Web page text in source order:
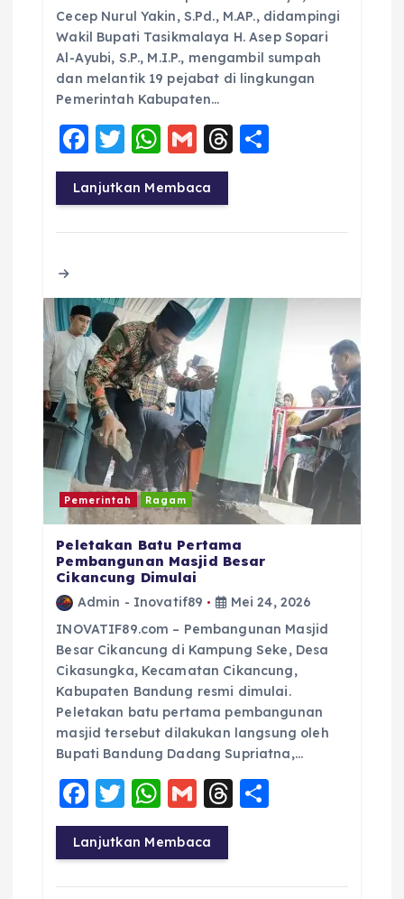
Cecep Nurul Yakin, S.Pd., M.AP., didampingi
Wakil Bupati Tasikmalaya H. Asep Sopari
Al-Ayubi, S.P., M.I.P., mengambil sumpah
dan melantik 19 pejabat di lingkungan
Pemerintah Kabupaten…
F
a
c
e
o
k
T
w
it
te
W
h
a
ts
p
G
m
ai
l
T
a re
Lanjutkan Membaca
Pemerintah Ragam
Peletakan Batu Pertama
Pembangunan Masjid Besar
Cikancung Dimulai
Admin - Inovatif89
Mei 24, 2026
INOVATIF89.com – Pembangunan Masjid
Besar Cikancung di Kampung Seke, Desa
Cikasungka, Kecamatan Cikancung,
Kabupaten Bandung resmi dimulai.
Peletakan batu pertama pembangunan
masjid tersebut dilakukan langsung oleh
Bupati Bandung Dadang Supriatna,…
F
a
c
e
T
w
it
te
W
h
a
ts
G
m
ai
l
T
a re
Lanjutkan Membaca